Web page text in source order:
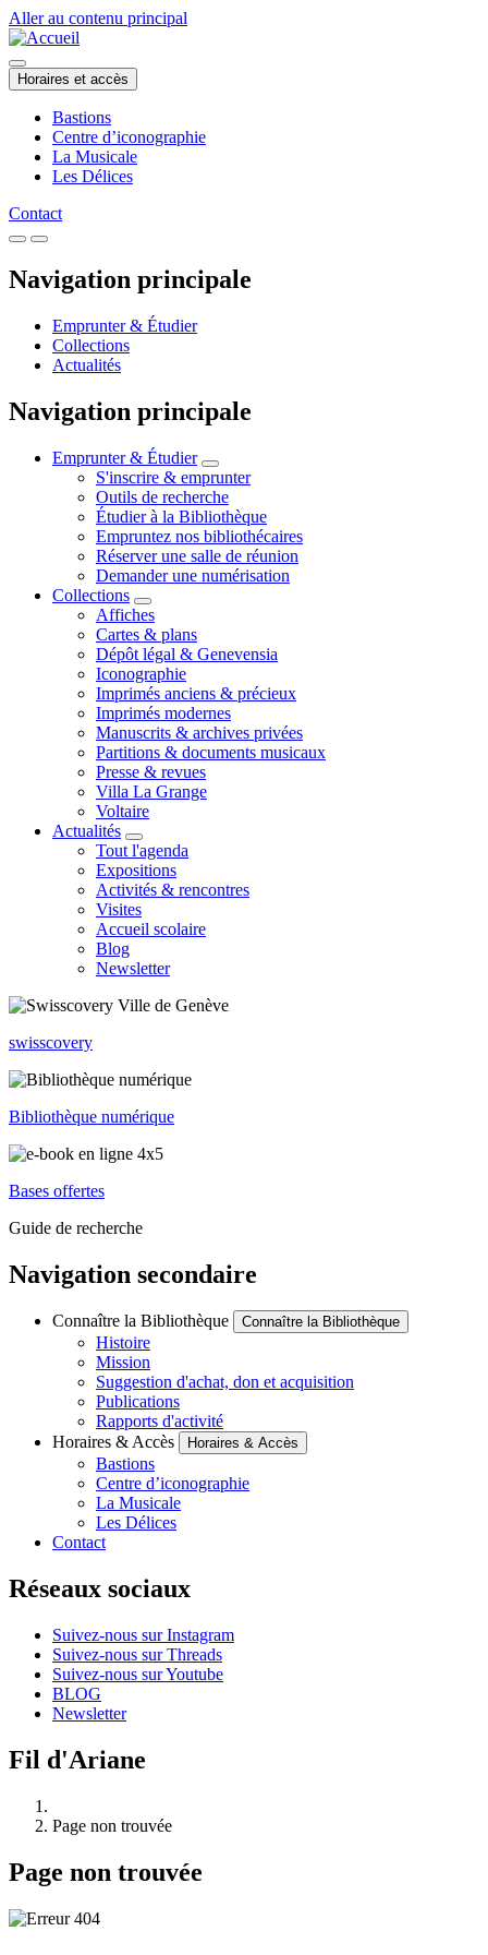
Aller au contenu principal
Horaires et accès
Bastions
Centre d’iconographie
La Musicale
Les Délices
Contact
Navigation principale
Emprunter & Étudier
Collections
Actualités
Navigation principale
Emprunter & Étudier
S'inscrire & emprunter
Outils de recherche
Étudier à la Bibliothèque
Empruntez nos bibliothécaires
Réserver une salle de réunion
Demander une numérisation
Collections
Affiches
Cartes & plans
Dépôt légal & Genevensia
Iconographie
Imprimés anciens & précieux
Imprimés modernes
Manuscrits & archives privées
Partitions & documents musicaux
Presse & revues
Villa La Grange
Voltaire
Actualités
Tout l'agenda
Expositions
Activités & rencontres
Visites
Accueil scolaire
Blog
Newsletter
swisscovery
Bibliothèque numérique
Bases offertes
Guide de recherche
Navigation secondaire
Connaître la Bibliothèque Connaître la Bibliothèque
Histoire
Mission
Suggestion d'achat, don et acquisition
Publications
Rapports d'activité
Horaires & Accès
Horaires & Accès
Bastions
Centre d’iconographie
La Musicale
Les Délices
Contact
Réseaux sociaux
Suivez-nous sur Instagram
Suivez-nous sur Threads
Suivez-nous sur Youtube
BLOG
Newsletter
Fil d'Ariane
Page non trouvée
Page non trouvée